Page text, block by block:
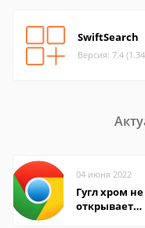
SwiftSearch
Версия: 7.4
04 июня 2022
Гугл хром не
открывает